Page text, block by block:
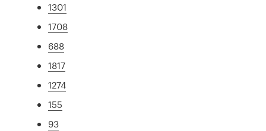
1301
1708
688
1817
1274
155
93